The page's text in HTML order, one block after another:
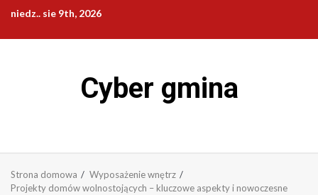
Przejdź
treści
niedz.. sie 9th, 2026
Cyber gmina
Strona domowa
Wyposażenie wnętrz
Projekty domów wolnostojących – kluczowe aspekty i nowoczesne